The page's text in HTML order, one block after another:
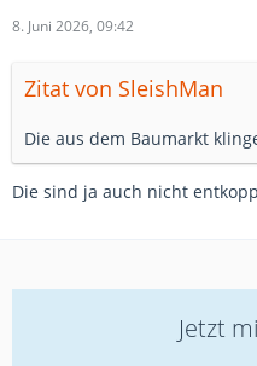
8. Juni 2026, 09:42
Zitat von SleishMan
Die aus dem Baumarkt
Die sind ja auch nicht
Jetzt